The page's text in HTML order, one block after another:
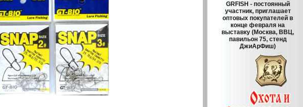
GRFISH - постоянный
участник, приглашает
оптовых покупателей в
конце февраля на
выставку (Москва, ВВЦ,
павильон 75, стенд
ДжиАрФиш)